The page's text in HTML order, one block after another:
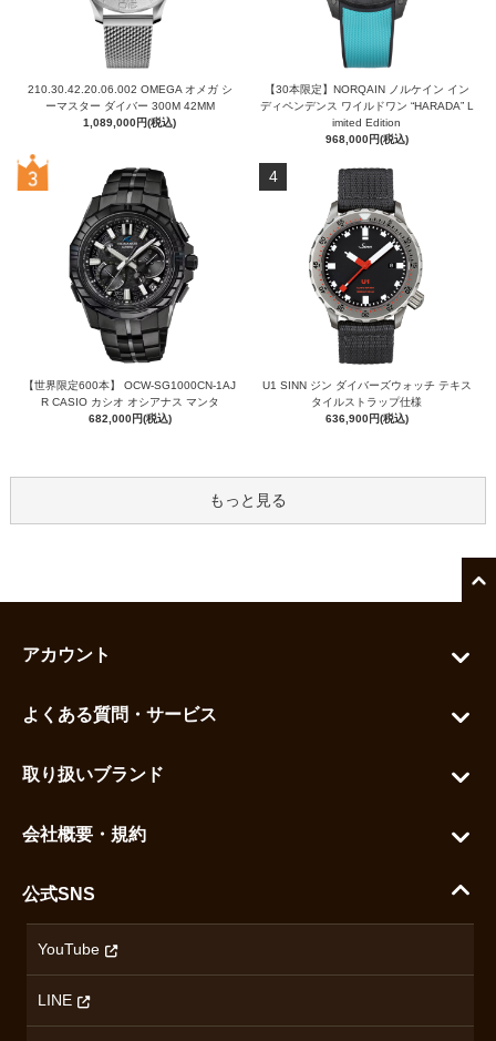
210.30.42.20.06.002 OMEGA オメガ シ
ーマスター ダイバー 300M 42MM
1,089,000円(税込)
【30本限定】NORQAIN ノルケイン イン
ディペンデンス ワイルドワン “HARADA” L
imited Edition
968,000円(税込)
【世界限定600本】 OCW-SG1000CN-1AJ
R CASIO カシオ オシアナス マンタ
682,000円(税込)
4
U1 SINN ジン ダイバーズウォッチ テキス
タイルストラップ仕様
636,900円(税込)
もっと見る
アカウント
お気に入りを見る
よくある質問・サービス
ご利用ガイド
配送・送料について
ハラダの保証とアフターサービス
取り扱いブランド
セイコー
カシオ
オリエントスター
会社概要・規約
沿革
特定商取引法に基づく表記
公式SNS
YouTube
LINE